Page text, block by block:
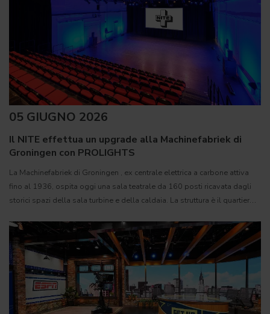
05 GIUGNO 2026
Il NITE effettua un upgrade alla Machinefabriek di
Groningen con PROLIGHTS
La Machinefabriek di Groningen , ex centrale elettrica a carbone attiva
fino al 1936, ospita oggi una sala teatrale da 160 posti ricavata dagli
storici spazi della sala turbine e della caldaia. La struttura è il quartier